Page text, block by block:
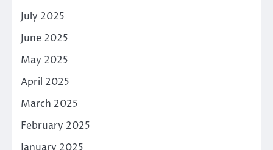
July 2025
June 2025
May 2025
April 2025
March 2025
February 2025